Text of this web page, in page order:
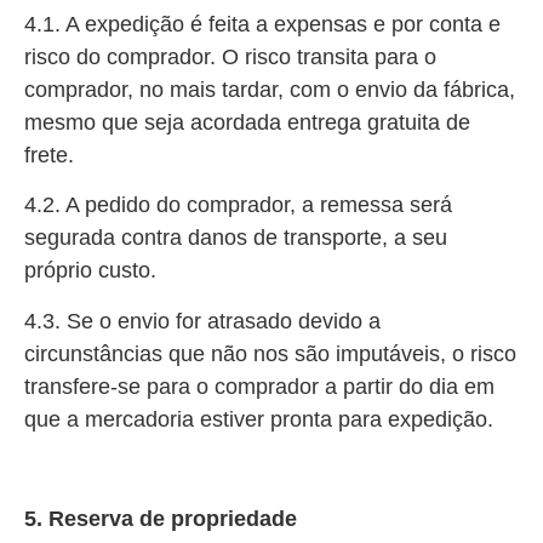
4.1. A expedição é feita a expensas e por conta e
risco do comprador. O risco transita para o
comprador, no mais tardar, com o envio da fábrica,
mesmo que seja acordada entrega gratuita de
frete.
4.2. A pedido do comprador, a remessa será
segurada contra danos de transporte, a seu
próprio custo.
4.3. Se o envio for atrasado devido a
circunstâncias que não nos são imputáveis, o risco
transfere-se para o comprador a partir do dia em
que a mercadoria estiver pronta para expedição.
5. Reserva de propriedade